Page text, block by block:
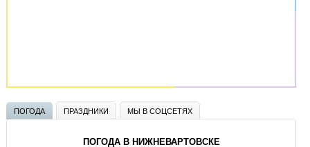
ПОГОДА ПРАЗДНИКИ МЫ В СОЦСЕТЯХ
ПОГОДА В НИЖНЕВАРТОВСКЕ